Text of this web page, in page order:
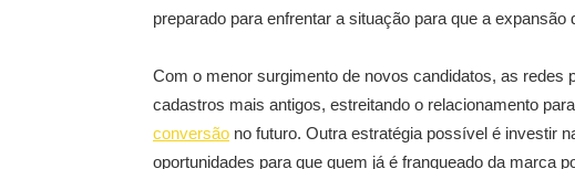
preparado para enfrentar a situação para que a
Com o menor surgimento de novos candidatos, as redes
cadastros mais antigos, estreitando o relacionamento
conversão no futuro. Outra estratégia possível é investir
oportunidades para que quem já é franqueado da marca